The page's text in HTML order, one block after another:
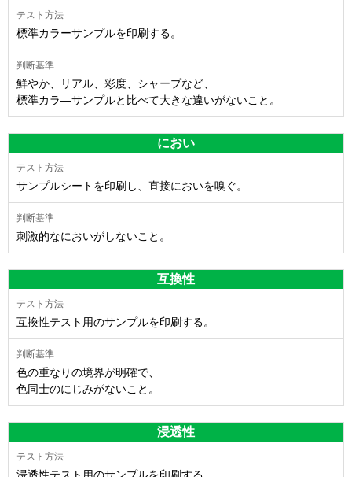
標準カラーサンプルを印刷する。
鮮やか、リアル、彩度、シャープなど、
標準カラ―サンプルと比べて大きな違いがないこと。
におい
サンプルシートを印刷し、直接においを嗅ぐ。
刺激的なにおいがしないこと。
互換性
互換性テスト用のサンプルを印刷する。
色の重なりの境界が明確で、
色同士のにじみがないこと。
浸透性
浸透性テスト用のサンプルを印刷する。